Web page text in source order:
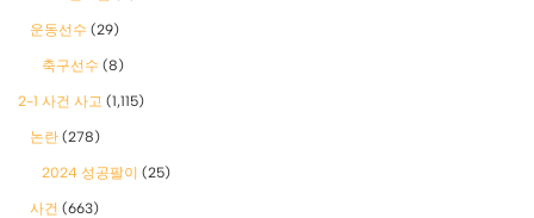
운동선수 (29)
축구선수 (8)
2-1 사건 사고 (1,115)
논란 (278)
2024 성공팔이 (25)
사건 (663)